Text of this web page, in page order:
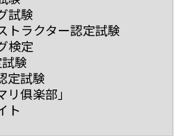
試験
トラクター認定試験
検定
験
定試験
俱楽部」
ト